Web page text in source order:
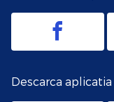
Descarca